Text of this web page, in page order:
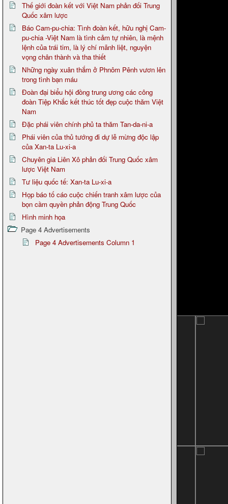
Thế giới đoàn kết với Việt Nam phản đối Trung
Quốc xâm lược
Báo Cam-pu-chia: Tình đoàn kết, hữu nghị Cam-
pu-chia -Việt Nam là tình cảm tự nhiên, là mệnh
lệnh của trái tim, là lý chí mãnh liệt, nguyện
vọng chân thành và tha thiết
Những ngày xuân thắm ở Phnôm Pênh vươn lên
trong tình bạn máu
Đoàn đại biểu hội đồng trung ương các công
đoàn Tiệp Khắc kết thúc tốt đẹp cuộc thăm Việt
Nam
Đặc phái viên chính phủ ta thăm Tan-da-ni-a
Phái viên của thủ tướng đi dự lễ mừng độc lập
của Xan-ta Lu-xi-a
Chuyên gia Liên Xô phản đối Trung Quốc xâm
lược Việt Nam
Tư liệu quốc tế: Xan-ta Lu-xi-a
Họp báo tố cáo cuộc chiến tranh xâm lược của
bọn cầm quyền phản động Trung Quốc
Hình minh họa
Page 4 Advertisements
Page 4 Advertisements Column 1